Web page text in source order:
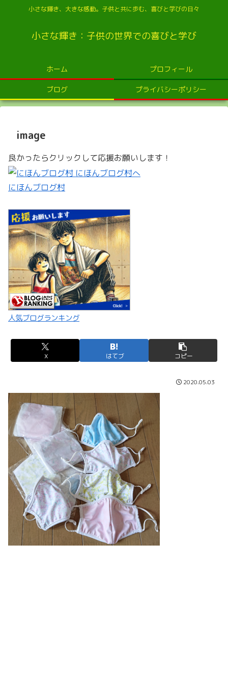
小さな輝き、大きな感動。子供と共に歩む、喜びと学びの日々
小さな輝き：子供の世界での喜びと学び
ホーム プロフィール
ブログ プライバシーポリシー
image
良かったらクリックして応援お願いします！
にほんブログ村
人気ブログランキング
X はてブ コピー
2020.05.03